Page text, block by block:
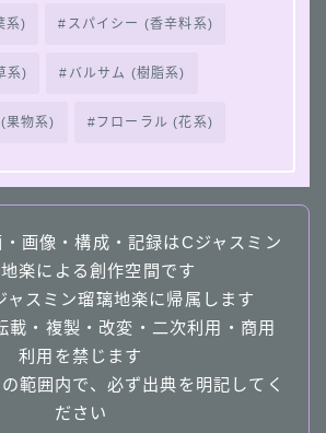
系) スパイシー (香辛料系)
系) バルサム (樹脂系)
果物系) フローラル (花系)
画像・構成・記録はCジャスミン
楽による創作空間です
ャスミン瑠璃地楽に帰属します
載・複製・改変・二次利用・商用
利用を禁じます
範囲内で、必ず出典を明記してく
ださい